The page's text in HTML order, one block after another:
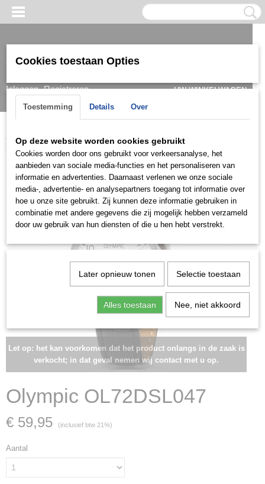
Inloggen Registreren
UW WINKELWAGEN
Home > Horloge > Olympic Dames Olympic OL72DSL047
Let op: het kan voorkomen dat het product onlangs in de zaak is
verkocht; in dat geval nemen wij contact met u op.
Olympic OL72DSL047
€ 59,95 (inclusief btw 21%)
Aantal
Cookies toestaan Opties
Toestemming Details Over
Op deze website worden cookies gebruikt
Cookies worden door ons gebruikt voor verkeersanalyse, het
aanbieden van sociale media-functies en het personaliseren van
informatie en advertenties. Daarnaast verlenen we onze sociale
media-, advertentie- en analysepartners toegang tot informatie over
hoe u onze site gebruikt. Zij kunnen deze informatie gebruiken in
combinatie met andere gegevens die zij mogelijk hebben verzameld
door uw gebruik van hun diensten of die u hen hebt verstrekt.
Later opnieuw tonen Selectie toestaan
Alles toestaan Nee, niet akkoord